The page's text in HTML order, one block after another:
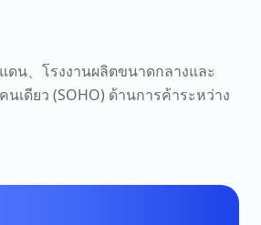
ดน、โรงงานผลิตขนาดกลางและ
เดียว (SOHO) ด้านการค้าระหว่าง